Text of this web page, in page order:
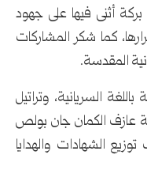
بركة أثنى فيها على جهود
كما شكر المشاركات
المقدسة.
السريانية، وتراتيل
عازف الكمان جان بولص
الشهادات والهدايا